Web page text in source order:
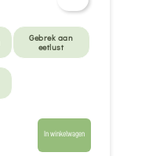
Gebrek aan
eetlust
In winkelwagen